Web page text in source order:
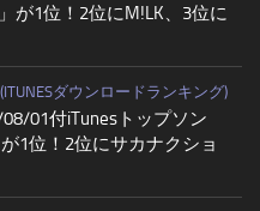
が1位！2位にM!LK、3位に
ダウンロードランキング)
08/01付iTunesトップソン
1位！2位にサカナクショ